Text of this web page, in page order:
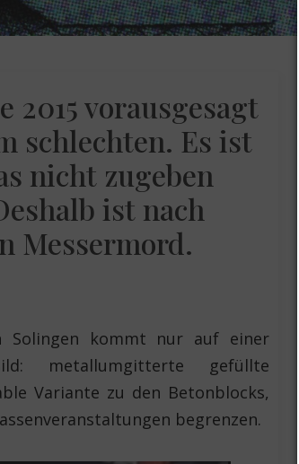
2015 vorausgesagt
schlechten. Es ist
nicht zugeben
ist nach
Messermord.
kommt nur auf einer
metallumgitterte gefüllte
Variante zu den Betonblocks,
begrenzen.